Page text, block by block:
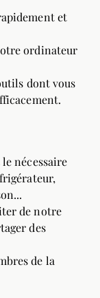
et
ordinateur
dont vous
nécessaire
de notre
des
de la